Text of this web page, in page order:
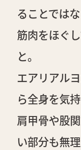
ることではな
筋肉をほぐ
と。
エアリアル
ら全身を気
肩甲骨や股
い部分も無